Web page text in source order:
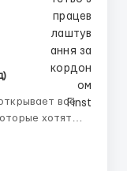
хотят